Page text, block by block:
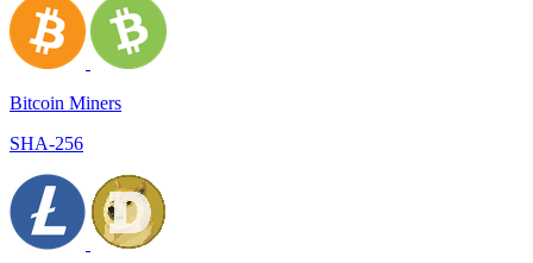
Bitcoin Miners
SHA-256